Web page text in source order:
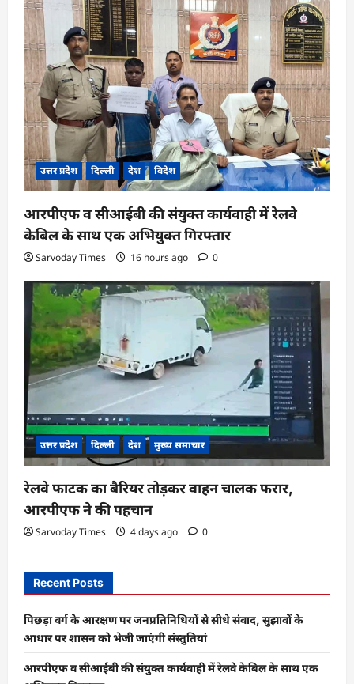
उत्तर प्रदेश दिल्ली देश विदेश
आरपीएफ व सीआईबी की संयुक्त कार्यवाही में रेलवे
केबिल के साथ एक अभियुक्त गिरफ्तार
Sarvoday Times 16 hours ago 0
उत्तर प्रदेश दिल्ली देश मुख्य समाचार
रेलवे फाटक का बैरियर तोड़कर वाहन चालक फरार,
आरपीएफ ने की पहचान
Sarvoday Times 4 days ago 0
Recent Posts
पिछड़ा वर्ग के आरक्षण पर जनप्रतिनिधियों से सीधे संवाद, सुझावों के
आधार पर शासन को भेजी जाएंगी संस्तुतियां
आरपीएफ व सीआईबी की संयुक्त कार्यवाही में रेलवे केबिल के साथ एक